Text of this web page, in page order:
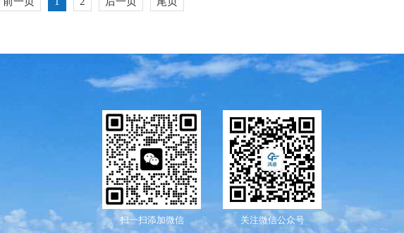
扫一扫添加微信 关注微信公众号